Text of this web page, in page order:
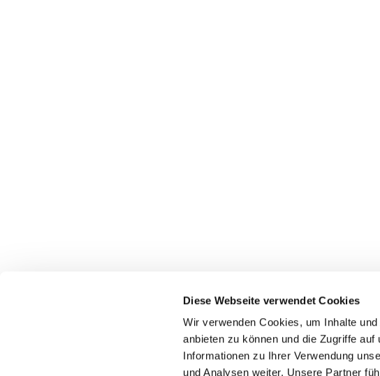
Diese Webseite verwendet Cookies
Wir verwenden Cookies, um Inhalte
anbieten zu können und die Zugriffe
Informationen zu Ihrer Verwendung
und Analysen weiter. Unsere Partner
Friedhof der Katholischen